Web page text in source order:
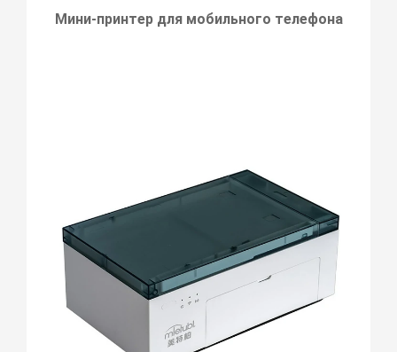
Мини-принтер для мобильного телефона